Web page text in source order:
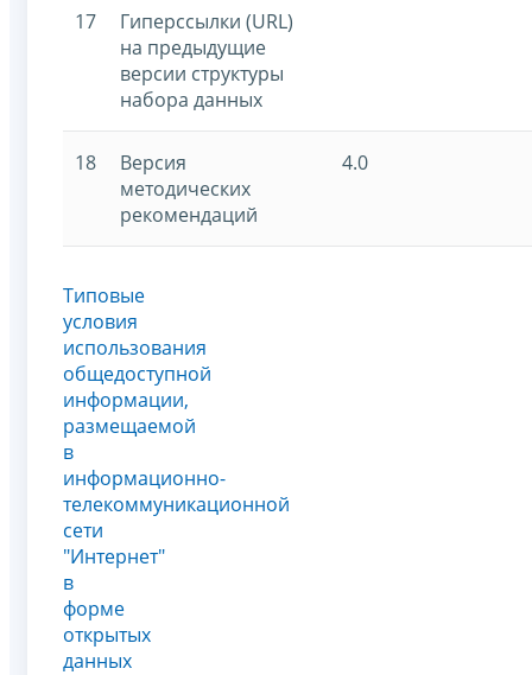
17
Гиперссылки (URL)
на предыдущие
версии структуры
набора данных
18
Версия
методических
рекомендаций
4.0
Типовые
условия
использования
общедоступной
информации,
размещаемой
в
информационно-
телекоммуникационной
сети
"Интернет"
в
форме
открытых
данных